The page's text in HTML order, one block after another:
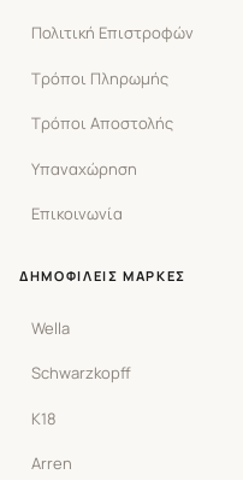
Πολιτική Επιστροφών
Τρόποι Πληρωμής
Τρόποι Αποστολής
Υπαναχώρηση
Επικοινωνία
ΔΗΜΟΦΙΛΕΊΣ ΜΆΡΚΕΣ
Wella
Schwarzkopff
K18
Arren